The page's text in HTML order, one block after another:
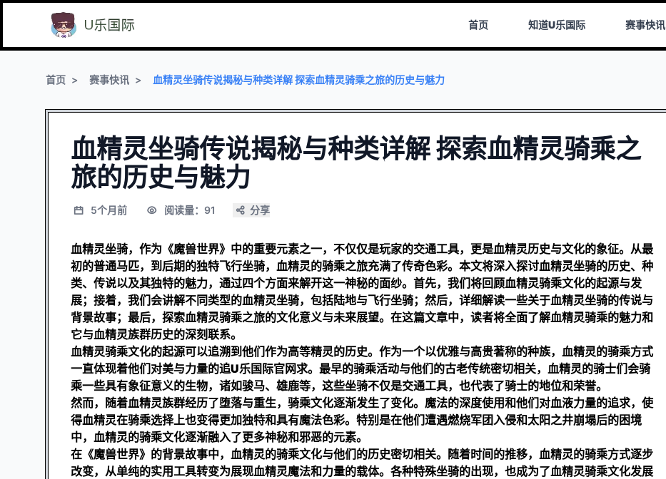
首页 知道U乐国际 赛事快讯
首页 赛事快讯 血精灵坐骑传说揭秘与种类详解 探索血精灵骑乘之旅的历史与魅力
血精灵坐骑传说揭秘与种类详解 探索血精灵骑乘之
旅的历史与魅力
5个月前 阅读量：91 分享
血精灵坐骑，作为《魔兽世界》中的重要元素之一，不仅仅是玩家的交通工具，更是血精灵历史与文化的象征。从最
初的普通马匹，到后期的独特飞行坐骑，血精灵的骑乘之旅充满了传奇色彩。本文将深入探讨血精灵坐骑的历史、种
类、传说以及其独特的魅力，通过四个方面来解开这一神秘的面纱。首先，我们将回顾血精灵骑乘文化的起源与发
展；接着，我们会讲解不同类型的血精灵坐骑，包括陆地与飞行坐骑；然后，详细解读一些关于血精灵坐骑的传说与
背景故事；最后，探索血精灵骑乘之旅的文化意义与未来展望。在这篇文章中，读者将全面了解血精灵骑乘的魅力和
它与血精灵族群历史的深刻联系。
血精灵骑乘文化的起源可以追溯到他们作为高等精灵的历史。作为一个以优雅与高贵著称的种族，血精灵的骑乘方式
一直体现着他们对美与力量的追U乐国际官网求。最早的骑乘活动与他们的古老传统密切相关，血精灵的骑士们会骑
乘一些具有象征意义的生物，诸如骏马、雄鹿等，这些坐骑不仅是交通工具，也代表了骑士的地位和荣誉。
然而，随着血精灵族群经历了堕落与重生，骑乘文化逐渐发生了变化。魔法的深度使用和他们对血液力量的追求，使
得血精灵在骑乘选择上也变得更加独特和具有魔法色彩。特别是在他们遭遇燃烧军团入侵和太阳之井崩塌后的困境
中，血精灵的骑乘文化逐渐融入了更多神秘和邪恶的元素。
在《魔兽世界》的背景故事中，血精灵的骑乘文化与他们的历史密切相关。随着时间的推移，血精灵的骑乘方式逐步
改变，从单纯的实用工具转变为展现血精灵魔法和力量的载体。各种特殊坐骑的出现，也成为了血精灵骑乘文化发展